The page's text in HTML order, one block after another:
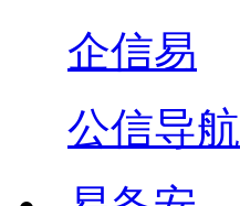
企信易
公信导航